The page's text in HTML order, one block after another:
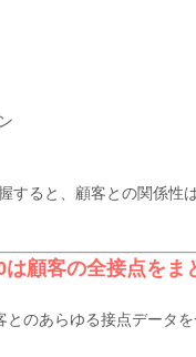
すると、顧客との関係性
顧客の全接点をま
とのあらゆる接点データ